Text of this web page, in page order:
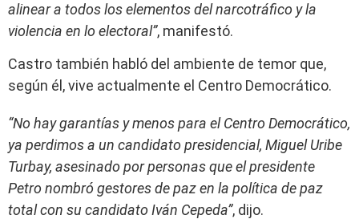
alinear a todos los elementos del narcotráfico y la
violencia en lo electoral”, manifestó.
Castro también habló del ambiente de temor que,
según él, vive actualmente el Centro Democrático.
“No hay garantías y menos para el Centro Democrático,
ya perdimos a un candidato presidencial, Miguel Uribe
Turbay, asesinado por personas que el presidente
Petro nombró gestores de paz en la política de paz
total con su candidato Iván Cepeda”, dijo.